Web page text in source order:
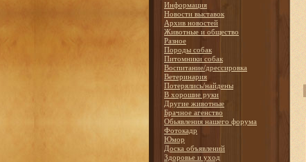
Информация
Новости выставок
Архив новостей
Животные и общество
Разное
Породы собак
Питомники собак
Воспитание/дрессировка
Ветеринария
Потерялись/найдены
В хорошие руки
Другие животные
Брачное агенство
Обьявления нашего форума
Фотокадр
Юмор
Доска объявлений
Здоровье и уход